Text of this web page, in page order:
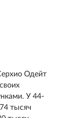
Одейт
У 44-
тысяч